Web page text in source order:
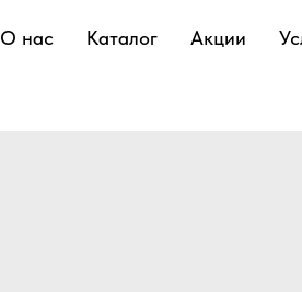
О нас Каталог Акции